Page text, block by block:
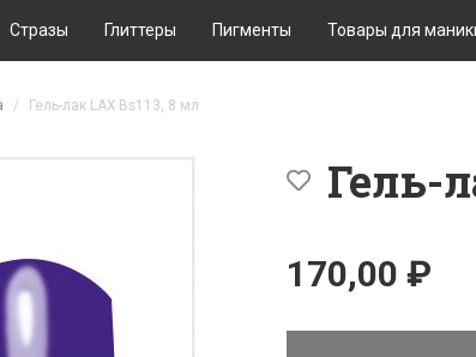
Стразы Глиттеры Пигменты Товары для
Гель-лак LAX Bs113, 8 мл
Гель-
170,00 ₽